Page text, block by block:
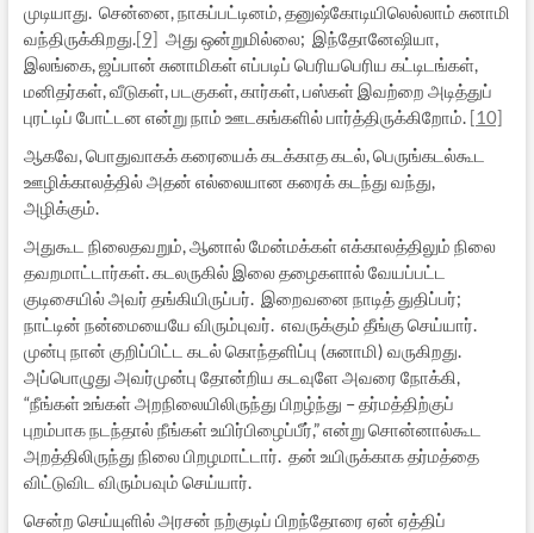
முடியாது. சென்னை, நாகப்பட்டினம், தனுஷ்கோடியிலெல்லாம் சுனாமி
வந்திருக்கிறது.[9] அது ஒன்றுமில்லை; இந்தோனேஷியா,
இலங்கை, ஜப்பான் சுனாமிகள் எப்படிப் பெரியபெரிய கட்டிடங்கள்,
மனிதர்கள், வீடுகள், படகுகள், கார்கள், பஸ்கள் இவற்றை அடித்துப்
புரட்டிப் போட்டன என்று நாம் ஊடகங்களில் பார்த்திருக்கிறோம். [10]
ஆகவே, பொதுவாகக் கரையைக் கடக்காத கடல், பெருங்கடல்கூட
ஊழிக்காலத்தில் அதன் எல்லையான கரைக் கடந்து வந்து,
அழிக்கும்.
அதுகூட நிலைதவறும், ஆனால் மேன்மக்கள் எக்காலத்திலும் நிலை
தவறமாட்டார்கள். கடலருகில் இலை தழைகளால் வேயப்பட்ட
குடிசையில் அவர் தங்கியிருப்பர். இறைவனை நாடித் துதிப்பர்;
நாட்டின் நன்மையையே விரும்புவர். எவருக்கும் தீங்கு செய்யார்.
முன்பு நான் குறிப்பிட்ட கடல் கொந்தளிப்பு (சுனாமி) வருகிறது.
அப்பொழுது அவர்முன்பு தோன்றிய கடவுளே அவரை நோக்கி,
“நீங்கள் உங்கள் அறநிலையிலிருந்து பிறழ்ந்து – தர்மத்திற்குப்
புறம்பாக நடந்தால் நீங்கள் உயிர்பிழைப்பீர்,” என்று சொன்னால்கூட
அறத்திலிருந்து நிலை பிறழமாட்டார். தன் உயிருக்காக தர்மத்தை
விட்டுவிட விரும்பவும் செய்யார்.
சென்ற செய்யுளில் அரசன் நற்குடிப் பிறந்தோரை ஏன் ஏத்திப்